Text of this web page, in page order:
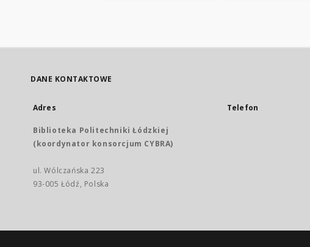
DANE KONTAKTOWE
Adres
Biblioteka Politechniki Łódzkiej
(koordynator konsorcjum CYBRA)
ul. Wólczańska 223
93-005 Łódź, Polska
Telefon